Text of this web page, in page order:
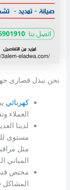
نحن نبذل قصارى
كهربائي
العملاء
لدينا
مستوى
مثل
المباني
مختص
المشاكل